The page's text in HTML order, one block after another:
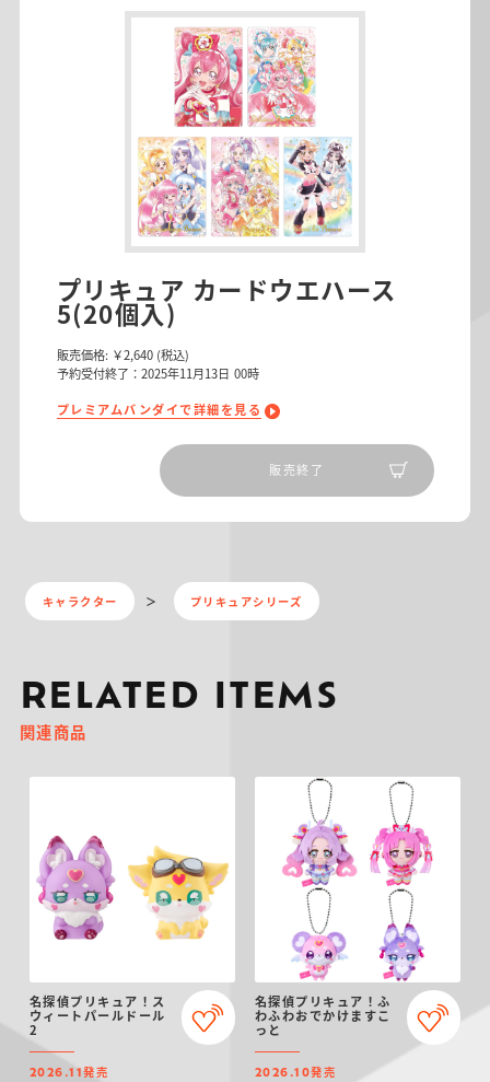
プリキュア カードウエハース
5(20個入)
販売価格: ￥2,640 (税込)
予約受付終了：2025年11月13日 00時
プレミアムバンダイで詳細を見る
販売終了
キャラクター プリキュアシリーズ
RELATED ITEMS
関連商品
名探偵プリキュア！ス
ウィートパールドール
2
2026.11発売
名探偵プリキュア！ふ
わふわおでかけますこ
っと
2026.10発売